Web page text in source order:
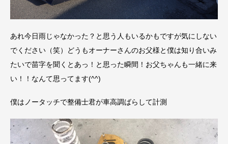
あれ今日雨じゃなかった？と思う人もいるかもですが気にしない
でください（笑）どうもオーナーさんのお父様と僕は知り合いみ
たいで苗字を聞くとあっ！と思った瞬間！お父ちゃんも一緒に来
い！！なんて思ってます(^^)
僕はノータッチで整備士君が車高調ばらして計測